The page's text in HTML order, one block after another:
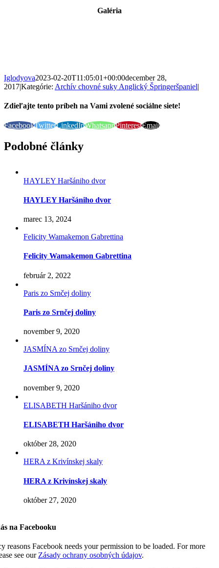
Galéria
Iglodyova2023-02-20T11:05:01+00:00december 28,
2017|Kategórie: Archív chovné suky Anglický Špringeršpaniel|
Zdieľajte tento príbeh na Vami zvolené sociálne siete!
FacebookTwitterLinkedInWhatsappPinterestEmail
Podobné články
HAYLEY Haršániho dvor
HAYLEY Haršániho dvor
marec 13, 2024
Felicity Wamakemon Gabrettina
Felicity Wamakemon Gabrettina
február 2, 2022
Paris zo Srnčej doliny
Paris zo Srnčej doliny
november 9, 2020
JASMÍNA zo Srnčej doliny
JASMÍNA zo Srnčej doliny
november 9, 2020
ELISABETH Haršániho dvor
ELISABETH Haršániho dvor
október 28, 2020
HERA z Krivínskej skaly
HERA z Krivínskej skaly
október 27, 2020
na Facebooku
reasons Facebook needs your permission to be loaded. For more
see our Zásady ochrany osobných údajov.